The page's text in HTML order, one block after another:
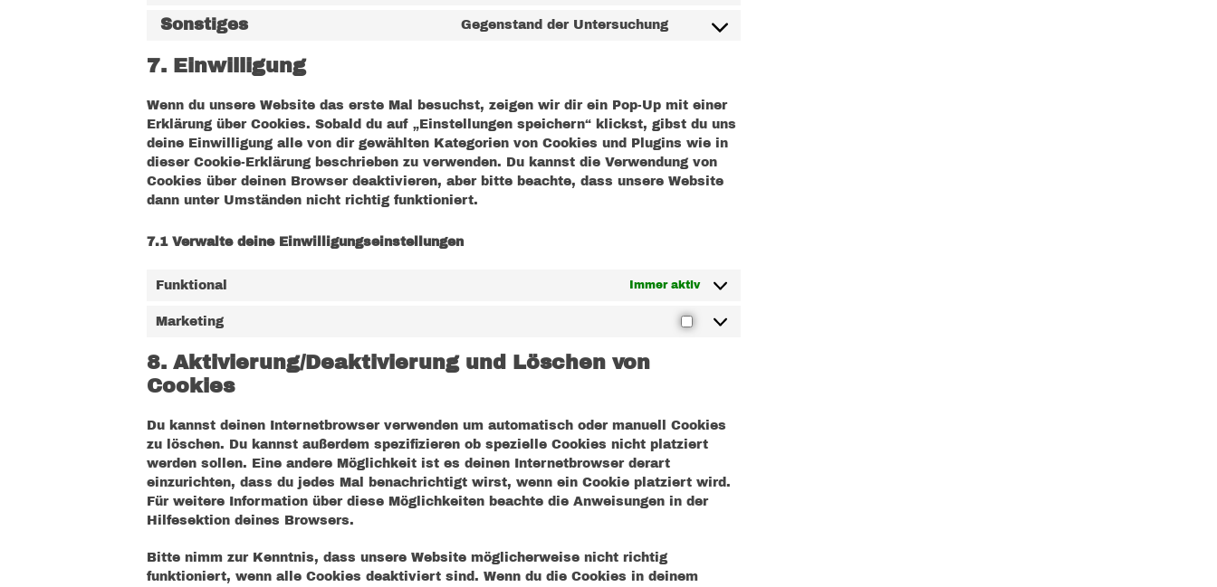
Sonstiges Gegenstand der Untersuchung
7. Einwilligung
Wenn du unsere Website das erste Mal besuchst, zeigen wir dir ein Pop-Up mit einer
Erklärung über Cookies. Sobald du auf „Einstellungen speichern“ klickst, gibst du uns
deine Einwilligung alle von dir gewählten Kategorien von Cookies und Plugins wie in
dieser Cookie-Erklärung beschrieben zu verwenden. Du kannst die Verwendung von
Cookies über deinen Browser deaktivieren, aber bitte beachte, dass unsere Website
dann unter Umständen nicht richtig funktioniert.
7.1 Verwalte deine Einwilligungseinstellungen
Funktional Immer aktiv
Marketing
8. Aktivierung/Deaktivierung und Löschen von
Cookies
Du kannst deinen Internetbrowser verwenden um automatisch oder manuell Cookies
zu löschen. Du kannst außerdem spezifizieren ob spezielle Cookies nicht platziert
werden sollen. Eine andere Möglichkeit ist es deinen Internetbrowser derart
einzurichten, dass du jedes Mal benachrichtigt wirst, wenn ein Cookie platziert wird.
Für weitere Information über diese Möglichkeiten beachte die Anweisungen in der
Hilfesektion deines Browsers.
Bitte nimm zur Kenntnis, dass unsere Website möglicherweise nicht richtig
funktioniert, wenn alle Cookies deaktiviert sind. Wenn du die Cookies in deinem